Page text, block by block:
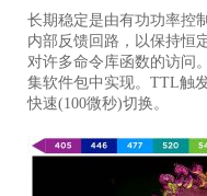
长期稳定是由有功功率控
内部反馈回路，以保持恒
对许多命令库函数的访问
集软件包中实现。TTL触
快速(100微秒)切换。